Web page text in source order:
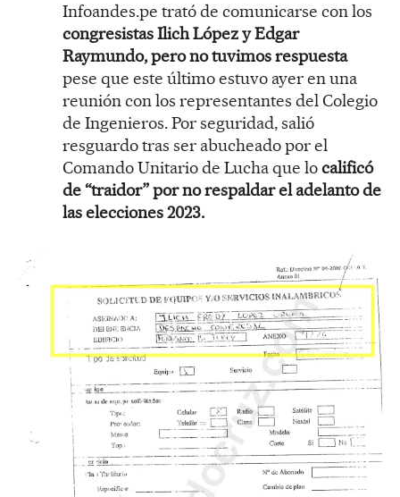
Infoandes.pe trató de comunicarse con los
congresistas Ilich López y Edgar
Raymundo, pero no tuvimos respuesta
pese que este último estuvo ayer en una
reunión con los representantes del Colegio
de Ingenieros. Por seguridad, salió
resguardo tras ser abucheado por el
Comando Unitario de Lucha que localificó
de “traidor” por no respaldar el adelanto de
las elecciones 2023.